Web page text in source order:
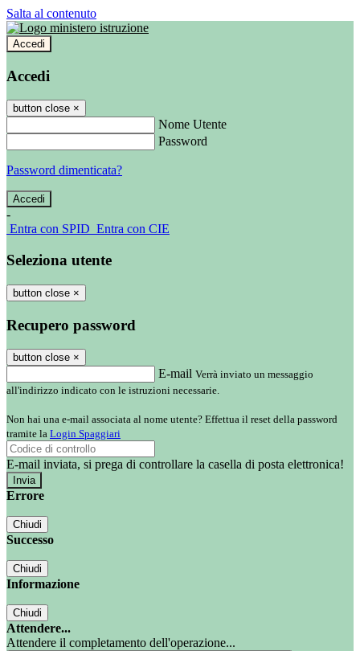
Salta al contenuto
Accedi
Accedi
button close ×
Nome Utente
Password
Password dimenticata?
-
Entra con SPID Entra con CIE
Seleziona utente
button close ×
Recupero password
button close ×
E-mail Verrà inviato un messaggio
all'indirizzo indicato con le istruzioni necessarie.
Non hai una e-mail associata al nome utente? Effettua il reset della password
tramite la Login Spaggiari
E-mail inviata, si prega di controllare la casella di posta elettronica!
Errore
Chiudi
Successo
Chiudi
Informazione
Chiudi
Attendere...
Attendere il completamento dell'operazione...